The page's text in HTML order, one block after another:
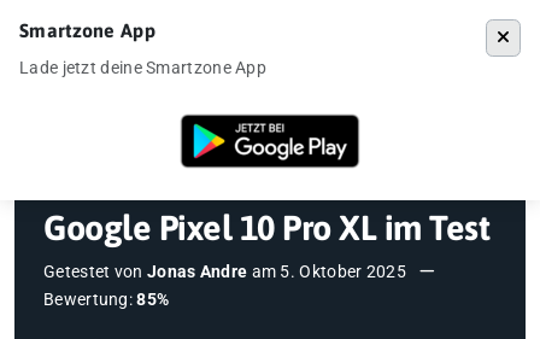
Testberichte Google Pixel 10 Pro XL im Test
Google Pixel 10 Pro XL im Test
Getestet von Jonas Andre am 5. Oktober 2025
Bewertung:85%
Smartzone App
Lade jetzt deine Smartzone App